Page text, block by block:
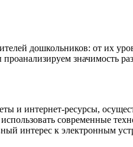
дошкольников: от их
значимость
и интернет-ресурсы,
современные
интерес к электронным